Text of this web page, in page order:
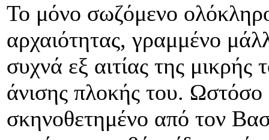
Το μόνο σωζόμενο
αρχαιότητας, γραμμένο
συχνά εξ αιτίας της μικρής
άνισης πλοκής του. Ωστόσο
σκηνοθετημένο από τον